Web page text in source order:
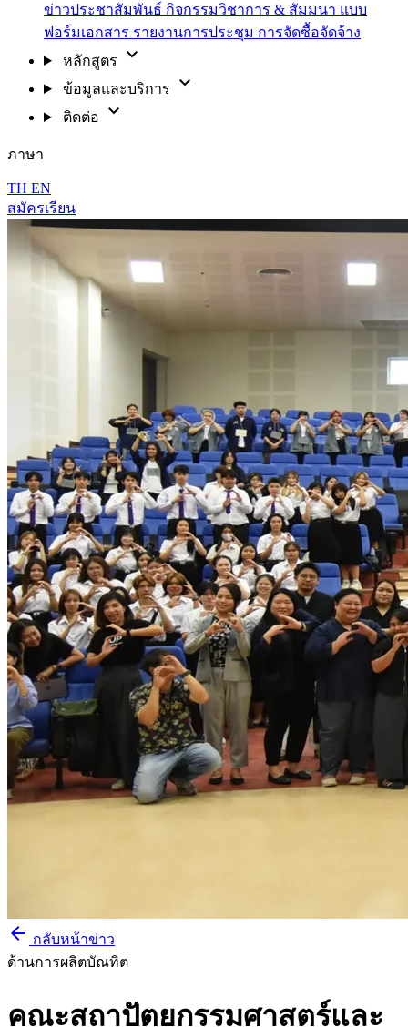
ข่าวประชาสัมพันธ์ กิจกรรมวิชาการ & สัมมนา แบบ
ฟอร์มเอกสาร รายงานการประชุม การจัดซื้อจัดจ้าง
หลักสูตร
expand_more
ข้อมูลและบริการ expand_more
ติดต่อ expand_more
ภาษา
TH EN
สมัครเรียน
arrow_back กลับหน้าข่าว
ด้านการผลิตบัณทิต
คณะสถาปัตยกรรมศาสตร์และ